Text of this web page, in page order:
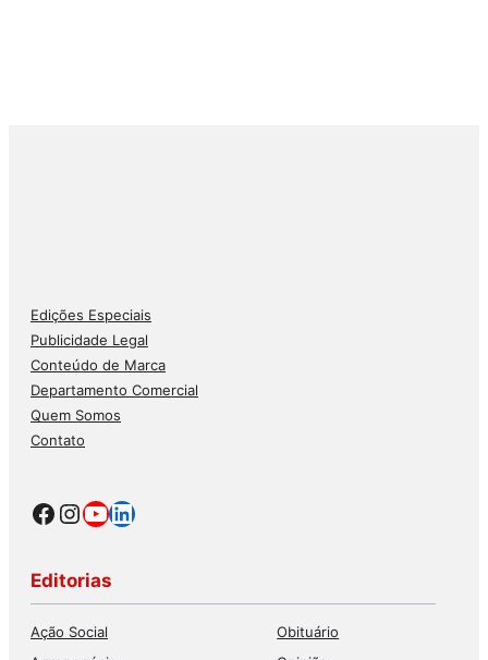
Edições Especiais
Publicidade Legal
Conteúdo de Marca
Departamento Comercial
Quem Somos
Contato
Facebook
Instagram
Youtube
LinkedIn
Editorias
Ação Social
Obituário